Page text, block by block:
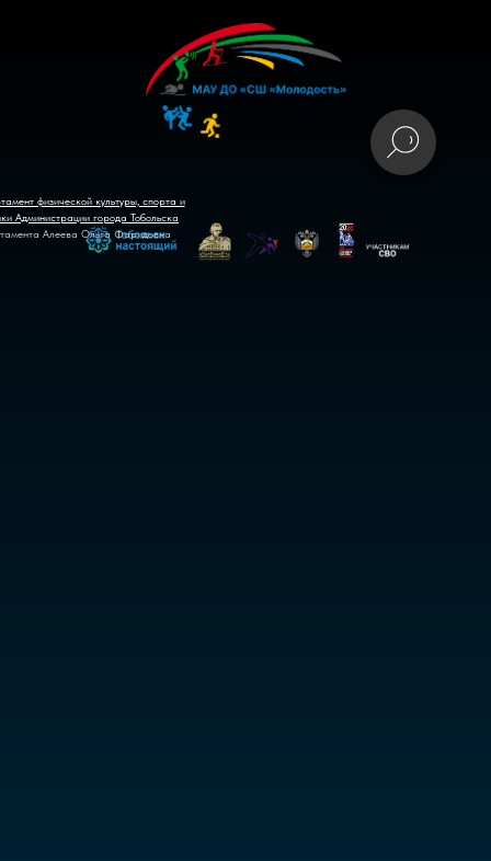
физической культуры, спорта и
Администрации города Тобольска
Алеева Ольга Фаридовна